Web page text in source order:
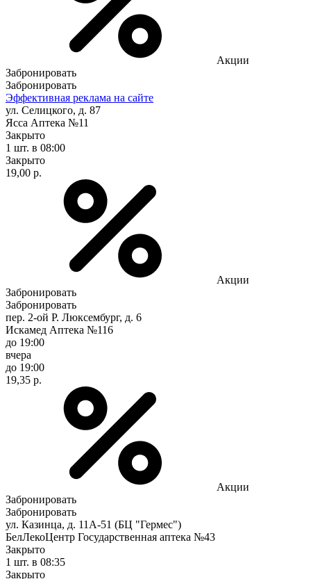
Акции
Забронировать
Забронировать
Эффективная реклама на сайте
ул. Селицкого, д. 87
Ясса Аптека №11
Закрыто
1 шт. в 08:00
Закрыто
19,00 р.
Акции
Забронировать
Забронировать
пер. 2-ой Р. Люксембург, д. 6
Искамед Аптека №116
до 19:00
вчера
до 19:00
19,35 р.
Акции
Забронировать
Забронировать
ул. Казинца, д. 11А-51 (БЦ "Гермес")
БелЛекоЦентр Государственная аптека №43
Закрыто
1 шт. в 08:35
Закрыто